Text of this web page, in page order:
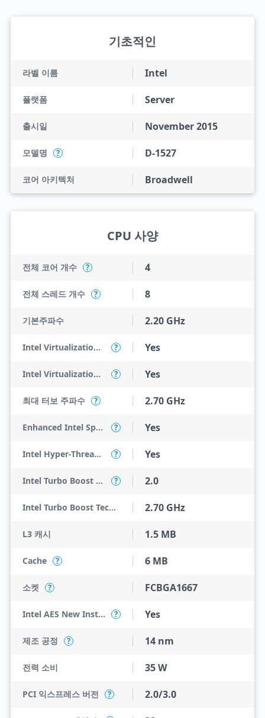
기초적인
라벨 이름 Intel
플랫폼 Server
출시일 November 2015
모델명 ? D-1527
코어 아키텍처 Broadwell
CPU 사양
전체 코어 개수 ? 4
전체 스레드 개수 ? 8
기본주파수 2.20 GHz
Intel Virtualization Technology (VT-x) ? Yes
Intel Virtualization Technology for Directed I/O (VT-d) ? Yes
최대 터보 주파수 ? 2.70 GHz
Enhanced Intel SpeedStep Technology ? Yes
Intel Hyper-Threading Technology ? Yes
Intel Turbo Boost Technology ? 2.0
Intel Turbo Boost Technology 2.0 Frequency 2.70 GHz
L3 캐시 1.5 MB
Cache ? 6 MB
소켓 ? FCBGA1667
Intel AES New Instructions ? Yes
제조 공정 ? 14 nm
전력 소비 35 W
PCI 익스프레스 버전 ? 2.0/3.0